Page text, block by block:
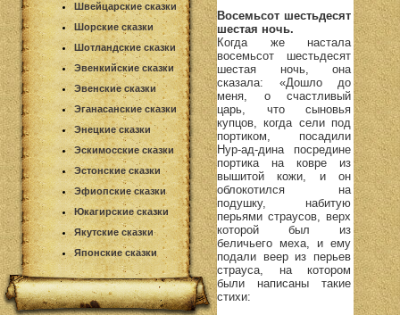
Швейцарские сказки
Шорские сказки
Шотландские сказки
Эвенкийские сказки
Эвенские сказки
Эганасанские сказки
Энецкие сказки
Эскимосские сказки
Эстонские сказки
Эфиопские сказки
Юкагирские сказки
Якутские сказки
Японские сказки
Восемьсот шестьдесят
шестая ночь.
Когда же настала
восемьсот шестьдесят
шестая ночь, она
сказала: «Дошло до
меня, о счастливый
царь, что сыновья
купцов, когда сели под
портиком, посадили
Нур-ад-дина посредине
портика на ковре из
вышитой кожи, и он
облокотился на
подушку, набитую
перьями страусов, верх
которой был из
беличьего меха, и ему
подали веер из перьев
страуса, на котором
были написаны такие
стихи: